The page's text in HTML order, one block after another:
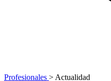
Profesionales > Actualidad